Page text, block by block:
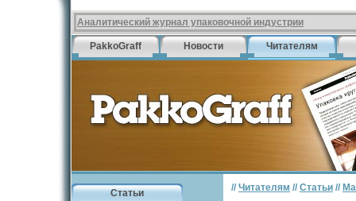
Аналитический журнал упаковочной индустрии
PakkoGraff Новости Читателям
Статьи
// Читателям // Статьи //